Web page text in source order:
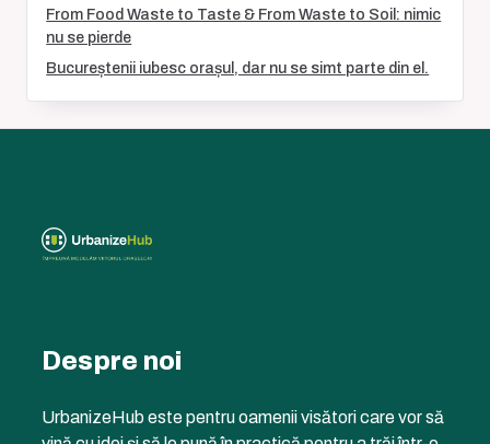
From Food Waste to Taste & From Waste to Soil: nimic
nu se pierde
Bucureștenii iubesc orașul, dar nu se simt parte din el.
Despre noi
UrbanizeHub este pentru oamenii visători care vor să